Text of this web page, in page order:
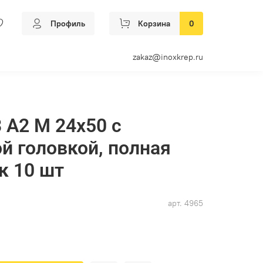
Профиль Корзина 0
zakaz@inoxkrep.ru
арт. 4965
А2 M 24х50 с
головкой, полная
10 шт